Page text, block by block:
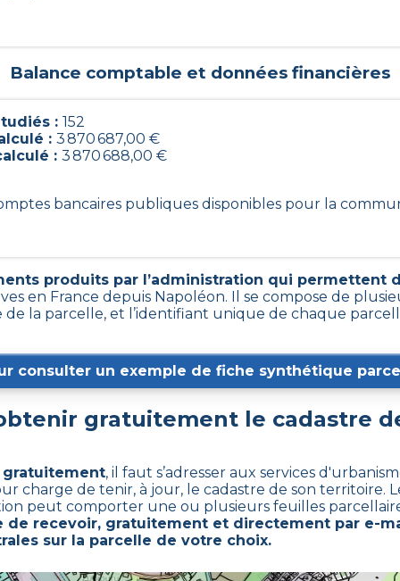
Balance comptable et données financières
: 152
: 3 870 687,00 €
: 3 870 688,00 €
bancaires publiques disponibles pour la
produits par l’administration qui permettent
en France depuis Napoléon. Il se compose de
la parcelle, et l’identifiant unique de chaque
consulter un exemple de fiche synthétique
gratuitement le cadastre
gratuitement, il faut s’adresser aux services
charge de tenir, à jour, le cadastre de son territoire.
peut comporter une ou plusieurs feuilles
recevoir, gratuitement et directement par e-
sur la parcelle de votre choix.